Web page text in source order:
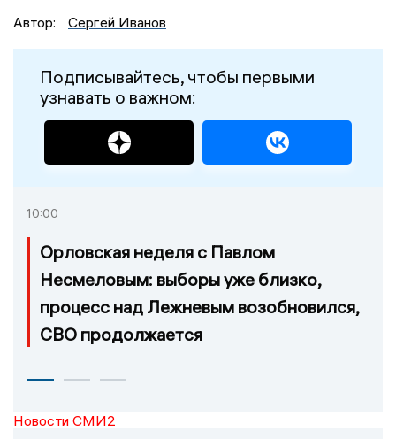
Автор:
Сергей Иванов
Подписывайтесь, чтобы первыми
узнавать о важном:
10:00
Орловская неделя с Павлом
Несмеловым: выборы уже близко,
процесс над Лежневым возобновился,
СВО продолжается
Новости СМИ2